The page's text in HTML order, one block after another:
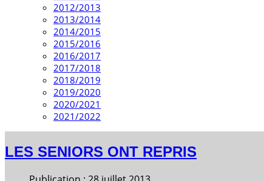
2012/2013
2013/2014
2014/2015
2015/2016
2016/2017
2017/2018
2018/2019
2019/2020
2020/2021
2021/2022
LES SENIORS ONT REPRIS